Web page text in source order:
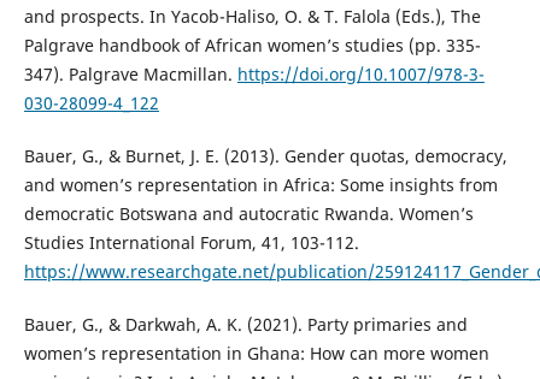
and prospects. In Yacob-Haliso, O. & T. Falola (Eds.), The
Palgrave handbook of African women’s studies (pp. 335-
347). Palgrave Macmillan. https://doi.org/10.1007/978-3-
030-28099-4_122
Bauer, G., & Burnet, J. E. (2013). Gender quotas, democracy,
and women’s representation in Africa: Some insights from
democratic Botswana and autocratic Rwanda. Women’s
Studies International Forum, 41, 103-112.
https://www.researchgate.net/publication/
Bauer, G., & Darkwah, A. K. (2021). Party primaries and
women’s representation in Ghana: How can more women